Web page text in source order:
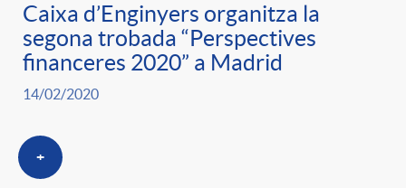
Caixa d’Enginyers organitza la
segona trobada “Perspectives
financeres 2020” a Madrid
14/02/2020
+